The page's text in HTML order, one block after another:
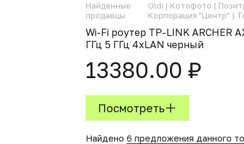
Найденные
продавцы
Oldi | Котофото |
Корпорация "Центр" |
Wi-Fi роутер TP-LINK ARCHER
ГГц 5 ГГц 4xLAN черный
13380.00 ₽
Посмотреть
Найдено 6 предложения данного